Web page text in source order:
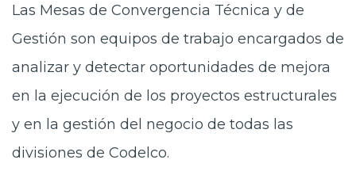
Las Mesas de Convergencia Técnica y de
Gestión son equipos de trabajo encargados de
analizar y detectar oportunidades de mejora
en la ejecución de los proyectos estructurales
y en la gestión del negocio de todas las
divisiones de Codelco.